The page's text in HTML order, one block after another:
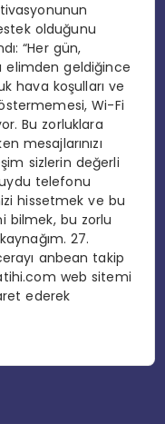
olduğunu
“Her gün,
elimden geldiğince
hava koşulları ve
Wi-Fi
Bu zorluklara
mesajlarınızı
sizlerin değerli
uydu telefonu
hissetmek ve bu
bilmek, bu zorlu
27.
anbean takip
web sitemi
ederek